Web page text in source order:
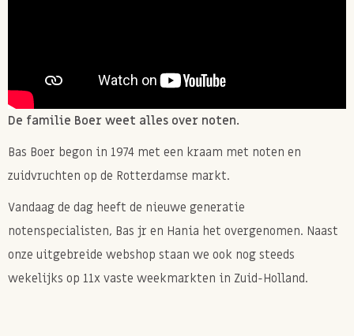
Allergenen: Kan TARWE, andere NOTEN, PINDA'S en
SESAM bevatten.
De familie Boer weet alles over noten.
Bas Boer begon in 1974 met een kraam met noten en
zuidvruchten op de Rotterdamse markt.
Vandaag de dag heeft de nieuwe generatie
notenspecialisten, Bas jr en Hania het overgenomen. Naast
onze uitgebreide webshop staan we ook nog steeds
wekelijks op 11x vaste weekmarkten in Zuid-Holland.